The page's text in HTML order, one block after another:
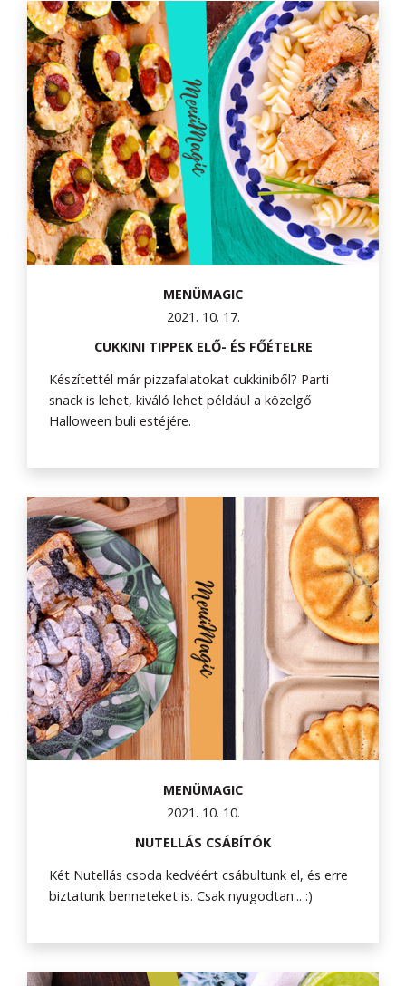
MENÜMAGIC
2021. 10. 17.
CUKKINI TIPPEK ELŐ- ÉS FŐÉTELRE
Készítettél már pizzafalatokat cukkiniből? Parti
snack is lehet, kiváló lehet például a közelgő
Halloween buli estéjére.
MENÜMAGIC
2021. 10. 10.
NUTELLÁS CSÁBÍTÓK
Két Nutellás csoda kedvéért csábultunk el, és erre
biztatunk benneteket is. Csak nyugodtan... :)